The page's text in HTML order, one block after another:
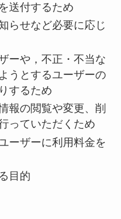
送付するため
らせなど必要に応じ
ーや，不正・不当な
うとするユーザーの
するため
報の閲覧や変更、削
っていただくため
ーザーに利用料金を
目的